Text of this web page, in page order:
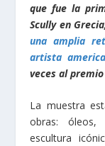
que fue la
Scully en
una amplia
artista
veces al
La muestra
obras: óleos,
escultura